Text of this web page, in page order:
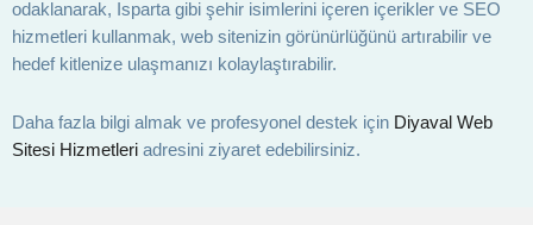
odaklanarak, Isparta gibi şehir isimlerini içeren içerikler ve SEO
hizmetleri kullanmak, web sitenizin görünürlüğünü artırabilir ve
hedef kitlenize ulaşmanızı kolaylaştırabilir.
Daha fazla bilgi almak ve profesyonel destek için Diyaval Web
Sitesi Hizmetleri adresini ziyaret edebilirsiniz.